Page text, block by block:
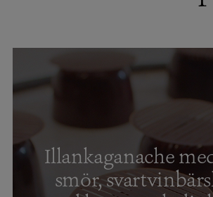
Illankaganache
smör,